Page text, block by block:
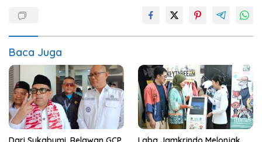
Baca Juga